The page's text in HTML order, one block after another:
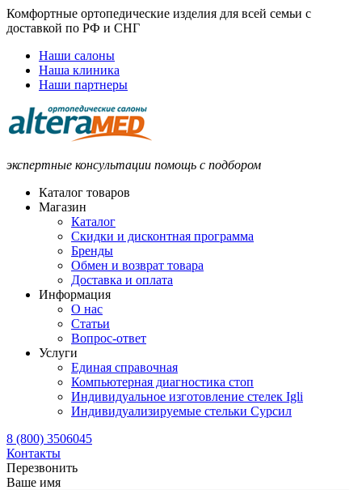
Комфортные ортопедические изделия для всей семьи с
доставкой по РФ и СНГ
Наши салоны
Наша клиника
Наши партнеры
экспертные консультации помощь с подбором
Каталог товаров
Магазин
Каталог
Скидки и дисконтная программа
Бренды
Обмен и возврат товара
Доставка и оплата
Информация
О нас
Статьи
Вопрос-ответ
Услуги
Единая справочная
Компьютерная диагностика стоп
Индивидуальное изготовление стелек Igli
Индивидуализируемые стельки Сурсил
8 (800) 3506045
Контакты
Перезвонить
Ваше имя